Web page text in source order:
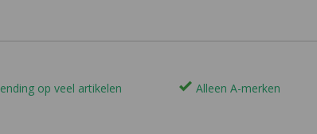
op veel artikelen Alleen A-merken